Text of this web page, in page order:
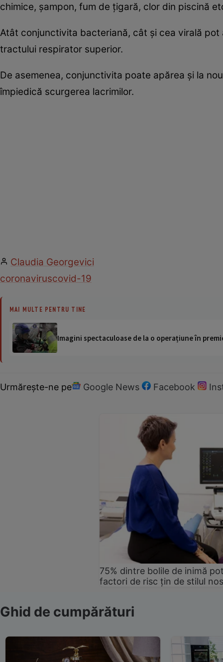
chimice, şampon, fum de ţigară, clor din piscină
Atât conjunctivita bacteriană, cât şi cea virală
tractului respirator superior.
De asemenea, conjunctivita poate apărea şi la
împiedică scurgerea lacrimilor.
Claudia Georgevici
coronaviruscovid-19
MAI MULTE PENTRU TINE
Imagini spectaculoase de la o operațiune în
Urmărește-ne pe Google News Facebook
75% dintre bolile de inimă
factori de risc țin de stilul
Ghid de cumpărături